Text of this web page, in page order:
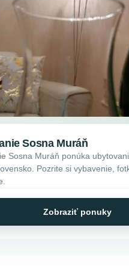
Sosna Muráň
Sosna Muráň ponúka
Pozrite si vybavenie,
Zobraziť ponuky